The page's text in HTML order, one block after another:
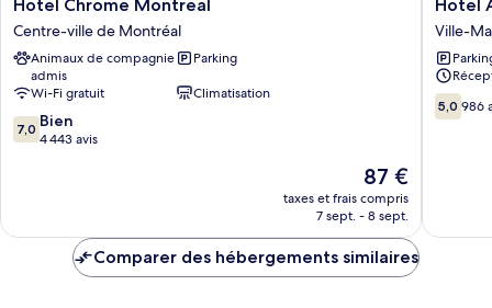
Chrome
Montreal
Centre-
ville
de
Montréal
Hotel Chrome Montreal
Centre-ville de Montréal
Animaux de compagnie
admis
Parking
Wi-Fi gratuit
Climatisation
7.0
sur
7,0 Bien
4 443 avis
Le
nouveau
prix
de
87 €
taxes et frais compris
7 sept. - 8 sept.
Arena
Palace
Ville-
Marie
Hotel
Ville-
5.0
sur
5,0 986
Comparer des hébergements similaires